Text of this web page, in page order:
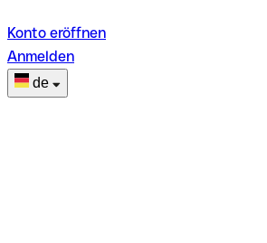
Konto eröffnen
Anmelden
de